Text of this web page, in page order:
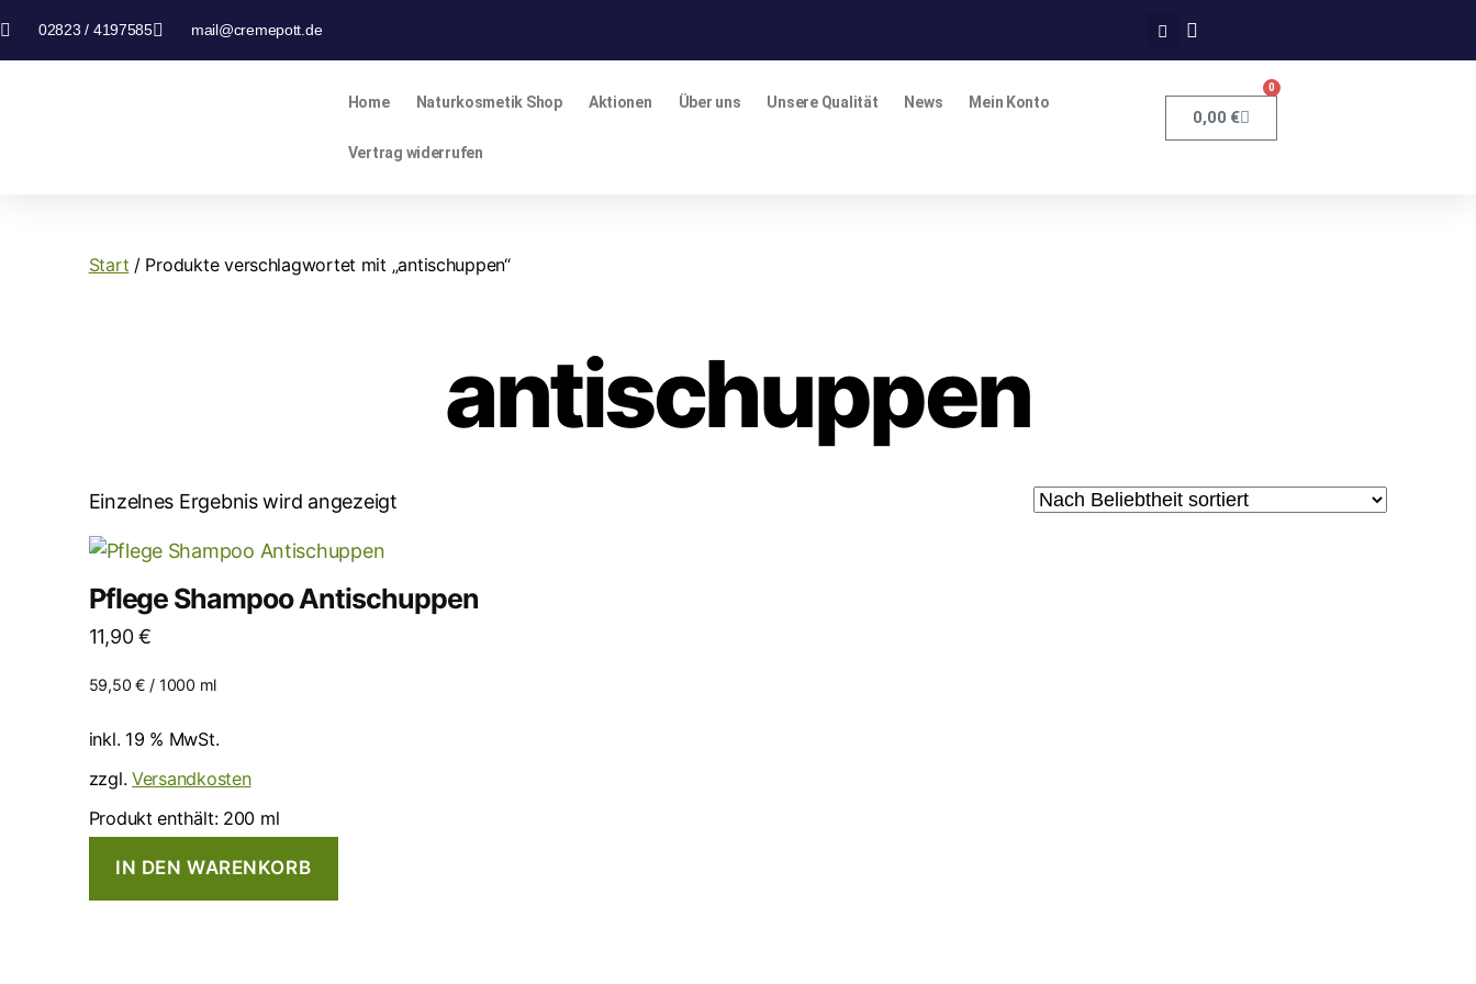
02823 / 4197585 mail@cremepott.de
Home Naturkosmetik Shop Aktionen Über uns Unsere Qualität News Mein Konto
Vertrag widerrufen
0,00 €
0
Start / Produkte verschlagwortet mit „antischuppen“
antischuppen
Einzelnes Ergebnis wird angezeigt
Pflege Shampoo Antischuppen
11,90€
59,50€ / 1000 ml
inkl. 19 % MwSt.
zzgl.Versandkosten
Produkt enthält: 200 ml
IN DEN WARENKORB